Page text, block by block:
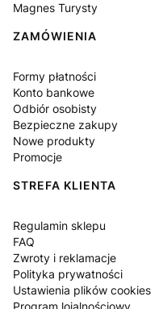
Magnes Turysty
ZAMÓWIENIA
Formy płatności
Konto bankowe
Odbiór osobisty
Bezpieczne zakupy
Nowe produkty
Promocje
STREFA KLIENTA
Regulamin sklepu
FAQ
Zwroty i reklamacje
Polityka prywatności
Ustawienia plików cookies
Program lojalnościowy